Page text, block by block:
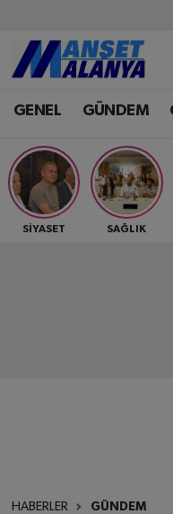
GENEL GÜNDEM
SİYASET SAĞLIK
HABERLER GÜNDEM
Antalya Nöbetçi
Antalya Hava
Antalya Namaz
Antalya Trafik